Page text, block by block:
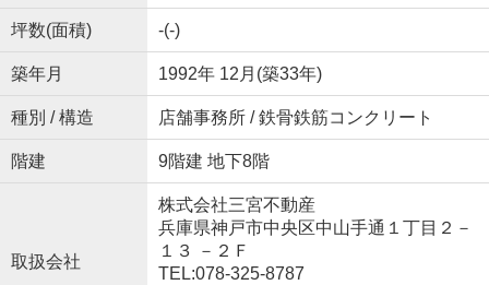
坪数(面積) -(-)
築年月 1992年 12月(築33年)
種別 / 構造 店舗事務所 / 鉄骨鉄筋コンクリート
階建 9階建 地下8階
取扱会社
株式会社三宮不動産
兵庫県神戸市中央区中山手通１丁目２－
１３ －２Ｆ
TEL:078-325-8787